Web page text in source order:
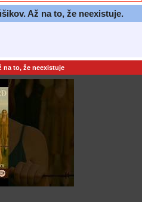
Až na to, že neexistuje.
na to, že neexistuje